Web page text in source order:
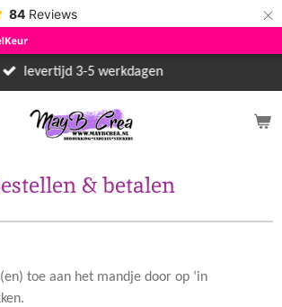
84 Reviews ×
levertijd 3-5 werkdagen
& betalen
toe aan het mandje door op ‘in